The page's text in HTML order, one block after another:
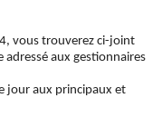
vous trouverez ci-joint
adressé aux gestionnaires
jour aux principaux et